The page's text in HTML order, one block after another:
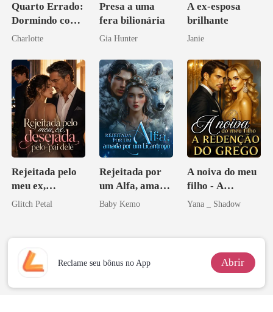
Quarto Errado:
Dormindo com
o Tio do Meu
Charlotte
Presa a uma
fera bilionária
Gia Hunter
A ex-esposa
brilhante
Janie
Rejeitada pelo
meu ex,
desejada pelo
Glitch Petal
Rejeitada por
um Alfa, amada
por um
Baby Kemo
A noiva do meu
filho - A
Redenção do
Yana _ Shadow
Reclame seu bônus no App Abrir